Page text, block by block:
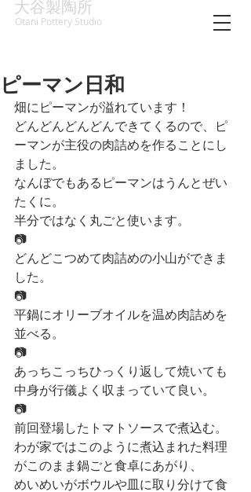
大谷製陶所
Otani Pottery Studio
ピーマン日和
畑にピーマンが溢れています！
どんどんどんどんできてくるので、ピ
ーマンが主役の肉詰めを作ることにし
ました。
なんぼでもあるピーマンはうんとぜい
たくに。
半分ではなく丸ごと使います。
📷
どんどこつめて肉詰めの小山ができま
した。
📷
平鍋にオリーブオイルを温め肉詰めを
並べる。
📷
あっちこっちひっくり返して焼いても
中身が行儀よく収まっていて良い。
📷
前回登場したトマトソースで煮込む。
わが家ではこのように煮込まれた料理
がこのまま鍋ごと食卓にあがり、
めいめいがボウルや皿に取り分けて食